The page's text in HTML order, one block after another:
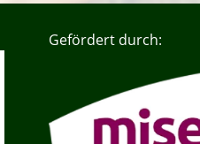
Gefördert durch: